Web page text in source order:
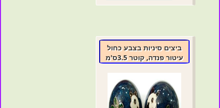
ביצים סיניות בצבע כחול
עיטור פנדה, קוטר 3.5ס'מ